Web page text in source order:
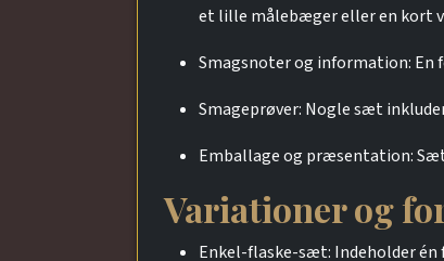
et lille målebæger eller en kort
Smagsnoter og information: En
Smageprøver: Nogle sæt
Emballage og præsentation:
Variationer og
Enkel-flaske-sæt: Indeholder